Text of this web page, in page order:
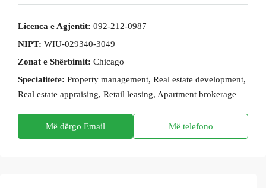
Licenca e Agjentit: 092-212-0987
NIPT: WIU-029340-3049
Zonat e Shërbimit: Chicago
Specialitete: Property management, Real estate development,
Real estate appraising, Retail leasing, Apartment brokerage
Më dërgo Email Më telefono